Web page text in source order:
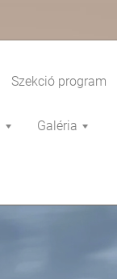
Szekció program
Galéria